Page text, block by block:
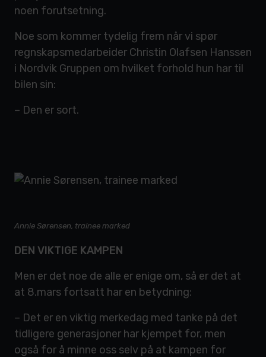
noen forutsetning.
Noe som kommer tydelig frem når vi spør
regnskapsmedarbeider Christin Olafsen Hanssen
i Nordvik Gruppen om hvilket forhold hun har til
bilen sin:
– Den er sort.
Annie Sørensen, trainee marked
DEN VIKTIGE KAMPEN
Men er det noe de alle er enige om, så er det at
at 8.mars fortsatt har en betydning:
– Det er en viktig merkedag med tanke på det
tidligere generasjoner har kjempet for, men
også for å minne oss selv på at kampen for